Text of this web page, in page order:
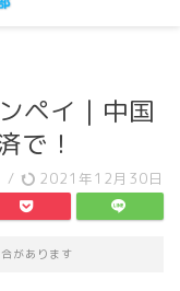
ペイ｜中国
で！
/ 2021年12月30日
があります